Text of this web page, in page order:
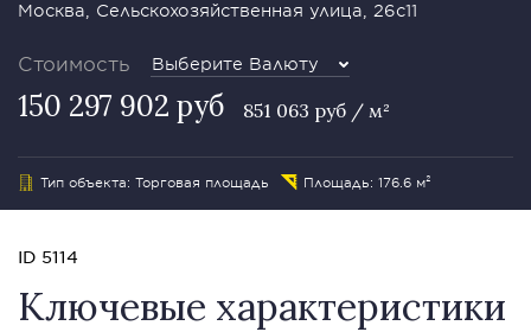
Москва, Сельскохозяйственная улица, 26с11
Стоимость Выберите Валюту
150 297 902 руб 851 063 руб / м²
Тип объекта: Торговая площадь Площадь: 176.6 м²
ID 5114
Ключевые характеристики